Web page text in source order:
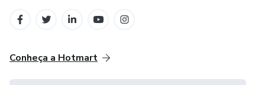
Conheça a Hotmart